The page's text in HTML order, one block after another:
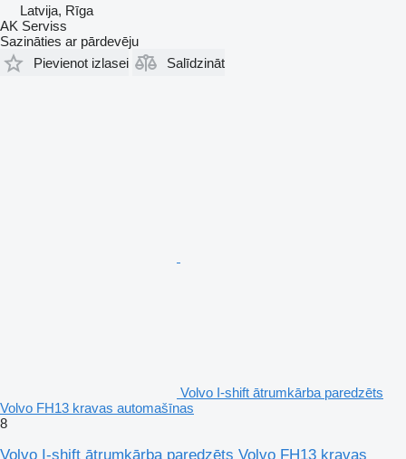
Latvija, Rīga
AK Serviss
Sazināties ar pārdevēju
Pievienot izlasei
Salīdzināt
Volvo I-shift ātrumkārba paredzēts
Volvo FH13 kravas automašīnas
8
Volvo I-shift ātrumkārba paredzēts Volvo FH13 kravas